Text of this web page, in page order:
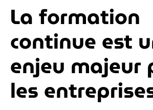
La formation
continue est
enjeu majeur
les